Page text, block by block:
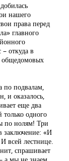
нашего
права перед
главного
откуда в
общедомовых
по подвалам,
и оказалось,
еще два
только одного
по нолям! Три
заключение: «И
всей лестнице.
спрашивает